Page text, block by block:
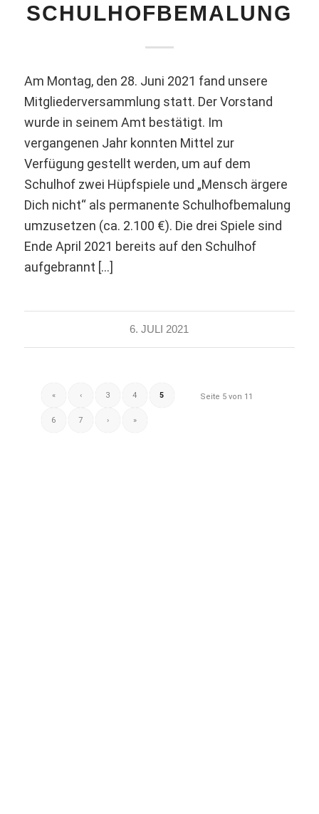
SCHULHOFBEMALUNG
Am Montag, den 28. Juni 2021 fand unsere
Mitgliederversammlung statt. Der Vorstand
wurde in seinem Amt bestätigt. Im
vergangenen Jahr konnten Mittel zur
Verfügung gestellt werden, um auf dem
Schulhof zwei Hüpfspiele und „Mensch ärgere
Dich nicht“ als permanente Schulhofbemalung
umzusetzen (ca. 2.100 €). Die drei Spiele sind
Ende April 2021 bereits auf den Schulhof
aufgebrannt […]
6. JULI 2021
Seite 5 von 11
« ‹ 3 4 5
6 7 › »